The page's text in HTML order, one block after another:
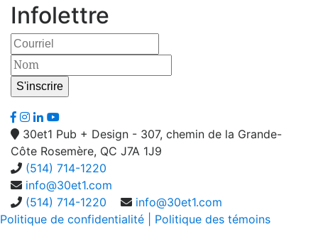
Infolettre
30et1 Pub + Design - 307, chemin de la Grande-
Côte Rosemère, QC J7A 1J9
(514) 714-1220
info@30et1.com
(514) 714-1220
info@30et1.com
Politique de confidentialité
| Politique des témoins